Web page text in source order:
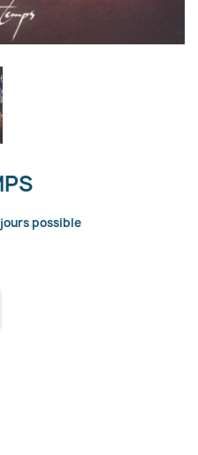
possible